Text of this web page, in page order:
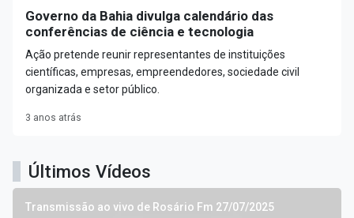
Governo da Bahia divulga calendário das
conferências de ciência e tecnologia
Ação pretende reunir representantes de instituições
científicas, empresas, empreendedores, sociedade civil
organizada e setor público.
3 anos atrás
Últimos Vídeos
Transmissão ao vivo de Rosário Fm 27/07/2025